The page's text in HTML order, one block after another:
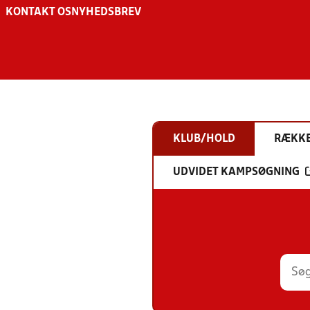
KONTAKT OS NYHEDSBREV
KLUB/HOLD
UDVIDET KAMPSØGNING